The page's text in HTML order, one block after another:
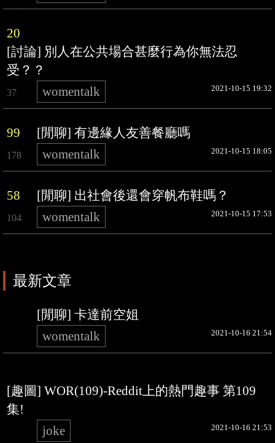
20
[討論] 別人在公共場合甚麼行為你無法忍
受？？
37 womentalk 2021-10-15 19:32
99 [閒聊] 有邊緣人友善餐廳嗎
178 womentalk 2021-10-15 18:05
58 [閒聊] 出社會後還會穿帆布鞋嗎？
104 womentalk 2021-10-15 17:53
最新文章
[閒聊] 卡達前空姐
womentalk
2021-10-16 21:54
[趣圖] WOR(109)-Reddit上的熱門趣事 第109
集!
joke
2021-10-16 21:53